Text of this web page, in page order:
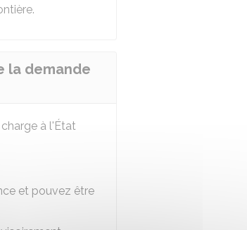
la demande
à l'État
et pouvez être